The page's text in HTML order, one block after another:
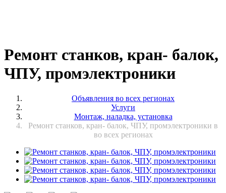
Ремонт станков, кран- балок,
ЧПУ, промэлектроники
Объявления во всех регионах
Услуги
Монтаж, наладка, установка
Ремонт станков, кран- балок, ЧПУ, промэлектроники в
во всех регионах